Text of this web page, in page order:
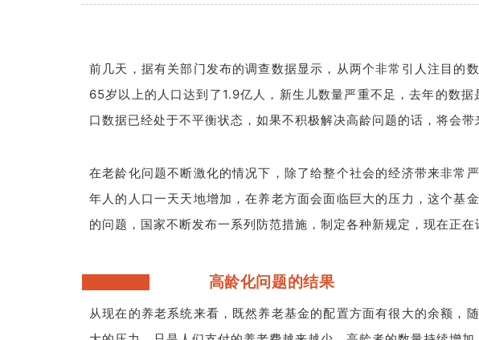
前几天，据有关部门发布的调查数据显示，从两个非常引人注目的
65岁以上的人口达到了1.9亿人，新生儿数量严重不足，去年的数
口数据已经处于不平衡状态，如果不积极解决高龄问题的话，将会带
在老龄化问题不断激化的情况下，除了给整个社会的经济带来非常
年人的人口一天天地增加，在养老方面会面临巨大的压力，这个基
的问题，国家不断发布一系列防范措施，制定各种新规定，现在正在
高龄化问题的结果
从现在的养老系统来看，既然养老基金的配置方面有很大的余额，